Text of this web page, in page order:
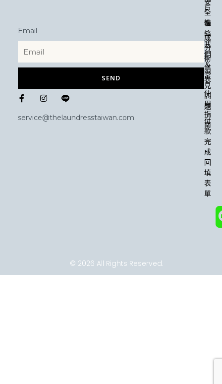
安
全
性
成
分
術
語
表
使
用
指
南
戶
聯
絡
我
們
＆
常
見
問
題
付
款
完
成
回
填
表
單
Email
SEND
F
a
e
n
t
a
service@thelaundresstaiwan.com
© 2026 All Rights Reserved.